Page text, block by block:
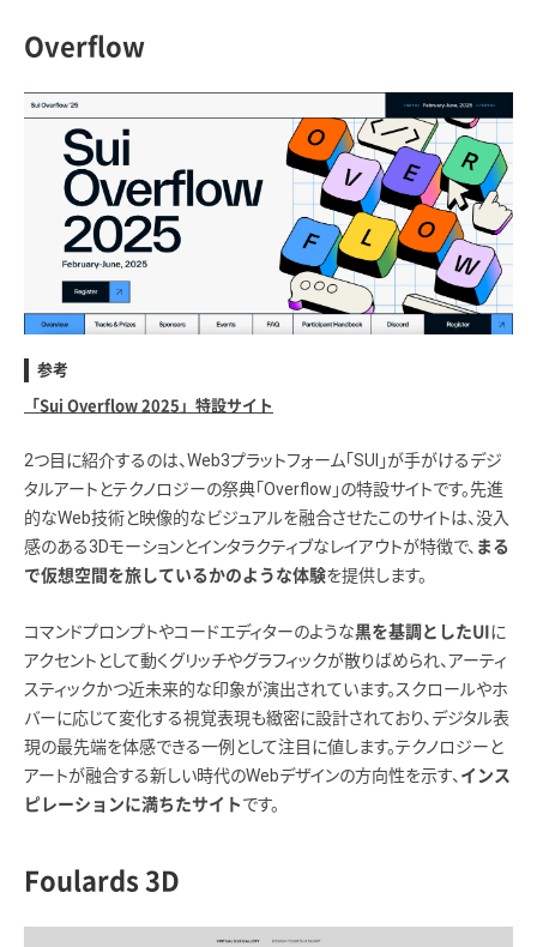
Overflow
参考
「Sui Overflow 2025」特設サイト
2つ目に紹介するのは、Web3プラットフォーム「SUI」が手がけるデジ
タルアートとテクノロジーの祭典「Overflow」の特設サイトです。先進
的なWeb技術と映像的なビジュアルを融合させたこのサイトは、没入
感のある3Dモーションとインタラクティブなレイアウトが特徴で、 まる
で仮想空間を旅しているかのような体験を提供します。
コマンドプロンプトやコードエディターのような黒を基調としたUI に
アクセントとして動くグリッチやグラフィックが散りばめられ、アーティ
スティックかつ近未来的な印象が演出されています。スクロールやホ
バーに応じて変化する視覚表現も緻密に設計されており、デジタル表
現の最先端を体感できる一例として注目に値します。テクノロジーと
アートが融合する新しい時代のWebデザインの方向性を示す、 インス
ピレーションに満ちたサイト です。
Foulards 3D